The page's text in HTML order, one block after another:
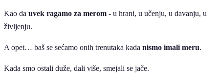
Kao da uvek ragamo za merom - u hrani, u učenju, u davanju, u
življenju.
A opet… baš se sećamo onih trenutaka kada nismo imali meru.
Kada smo ostali duže, dali više, smejali se jače.